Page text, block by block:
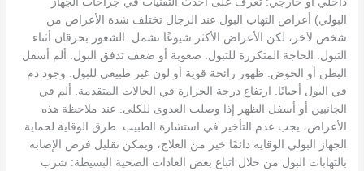
البولي) أعراض التهاب البول عند الرجال تختلف شدة الأعراض من
شخص لآخر، لكن الأعراض الأكثر شيوعًا تشمل: الشعور بحرقان أثناء
التبول. الحاجة المتكررة للتبول. صعوبة أو ضعف تدفق البول. ألم أسفل
البطن أو الحوض. ظهور رائحة قوية أو لون غير طبيعي للبول. وجود دم
في البول أحيانًا. ارتفاع درجة الحرارة في الحالات المتقدمة. ألم في
الجانبين أو أسفل الظهر إذا وصلت العدوى للكلى. عند ملاحظة هذه
الأعراض، يجب عدم التأخير في استشارة الطبيب. طرق الوقاية لحماية
الجهاز البولي الوقاية دائمًا خير من العلاج، ويمكن تقليل فرص الإصابة
بالتهابات البول من خلال اتباع بعض العادات الصحية البسيطة: شرب